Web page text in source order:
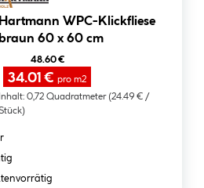
Hartmann WPC-Klickfliese
braun 60 x 60 cm
48.60 €
34.01 €pro m2
Inhalt: 0,72 Quadratmeter (24.49 € /
vorrätig